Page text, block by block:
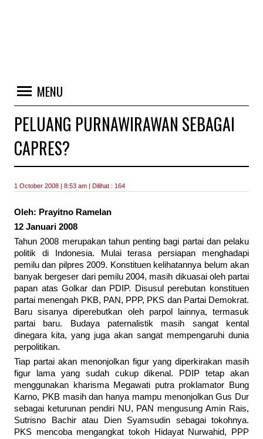
MENU
PELUANG PURNAWIRAWAN SEBAGAI
CAPRES?
1 October 2008 | 8:53 am | Dilihat : 164
Oleh: Prayitno Ramelan
12 Januari 2008
Tahun 2008 merupakan tahun penting bagi partai dan pelaku
politik di Indonesia. Mulai terasa persiapan menghadapi
pemilu dan pilpres 2009. Konstituen kelihatannya belum akan
banyak bergeser dari pemilu 2004, masih dikuasai oleh partai
papan atas Golkar dan PDIP. Disusul perebutan konstituen
partai menengah PKB, PAN, PPP, PKS dan Partai Demokrat.
Baru sisanya diperebutkan oleh parpol lainnya, termasuk
partai baru. Budaya paternalistik masih sangat kental
dinegara kita, yang juga akan sangat mempengaruhi dunia
perpolitikan.
Tiap partai akan menonjolkan figur yang diperkirakan masih
figur lama yang sudah cukup dikenal. PDIP tetap akan
menggunakan kharisma Megawati putra proklamator Bung
Karno, PKB masih dan hanya mampu menonjolkan Gus Dur
sebagai keturunan pendiri NU, PAN mengusung Amin Rais,
Sutrisno Bachir atau Dien Syamsudin sebagai tokohnya.
PKS mencoba mengangkat tokoh Hidayat Nurwahid, PPP